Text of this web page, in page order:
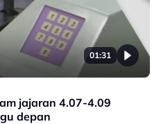
01:31
jajaran 4.07-4.09
depan